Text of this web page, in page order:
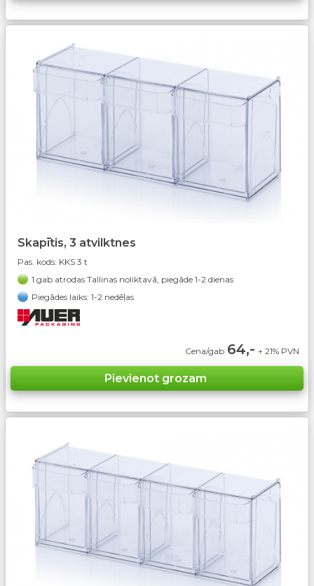
Skapītis, 3 atvilktnes
Pas. kods: KKS 3 t
1 gab atrodas Tallinas noliktavā, piegāde 1-2 dienas
Piegādes laiks: 1-2 nedēļas
Cena/gab 64,- + 21% PVN